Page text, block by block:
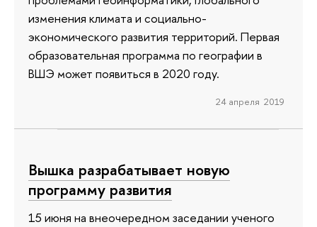
изменения климата и социально-
экономического развития территорий. Первая
образовательная программа по географии в
ВШЭ может появиться в 2020 году.
24 апреля 2019
Вышка разрабатывает новую
программу развития
15 июня на внеочередном заседании ученого